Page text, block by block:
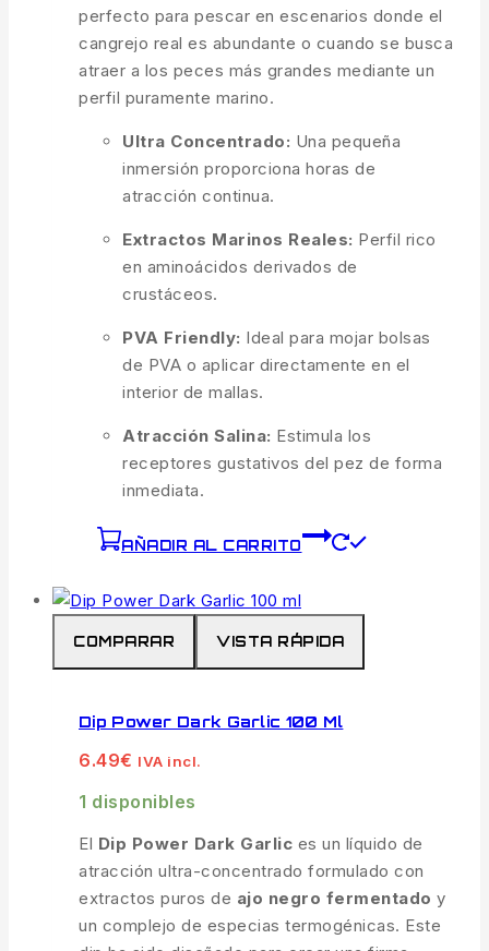
perfecto para pescar en escenarios donde el
cangrejo real es abundante o cuando se busca
atraer a los peces más grandes mediante un
perfil puramente marino.
Ultra Concentrado: Una pequeña
inmersión proporciona horas de
atracción continua.
Extractos Marinos Reales: Perfil rico
en aminoácidos derivados de
crustáceos.
PVA Friendly: Ideal para mojar bolsas
de PVA o aplicar directamente en el
interior de mallas.
Atracción Salina: Estimula los
receptores gustativos del pez de forma
inmediata.
AÑADIR AL CARRITO
COMPARAR VISTA RÁPIDA
Dip Power Dark Garlic 100 Ml
6.49€ IVA incl.
1 disponibles
El Dip Power Dark Garlic es un líquido de
atracción ultra-concentrado formulado con
extractos puros de ajo negro fermentado y
un complejo de especias termogénicas. Este